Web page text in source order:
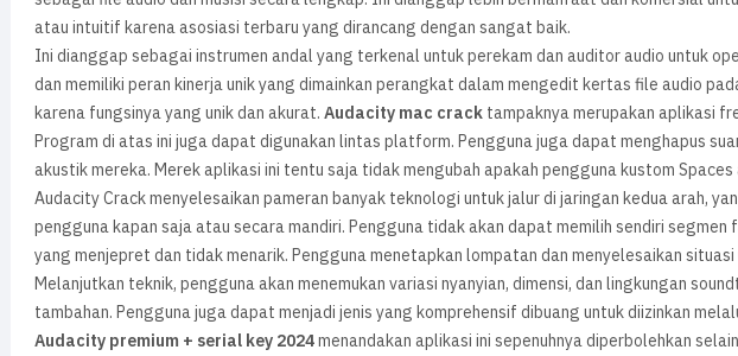
atau intuitif karena asosiasi terbaru yang dirancang dengan sangat baik.
Ini dianggap sebagai instrumen andal yang terkenal untuk perekam dan auditor audio untuk
dan memiliki peran kinerja unik yang dimainkan perangkat dalam mengedit kertas file audio
karena fungsinya yang unik dan akurat.Audacity mac cracktampaknya merupakan aplikasi
Program di atas ini juga dapat digunakan lintas platform. Pengguna juga dapat menghapus
akustik mereka. Merek aplikasi ini tentu saja tidak mengubah apakah pengguna kustom
Audacity Crack menyelesaikan pameran banyak teknologi untuk jalur di jaringan kedua arah,
pengguna kapan saja atau secara mandiri. Pengguna tidak akan dapat memilih sendiri
yang menjepret dan tidak menarik. Pengguna menetapkan lompatan dan menyelesaikan
Melanjutkan teknik, pengguna akan menemukan variasi nyanyian, dimensi, dan lingkungan
tambahan. Pengguna juga dapat menjadi jenis yang komprehensif dibuang untuk diizinkan
Audacity premium + serial key 2024menandakan aplikasi ini sepenuhnya diperbolehkan